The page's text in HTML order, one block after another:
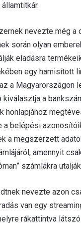
nevezte még
során olyan
eladásra
egy hamisított
a
kiválasztja a
honlapjához
a belépési
a megszerzett
amennyit
számlákra
nevezte azon
van egy
rákattintva